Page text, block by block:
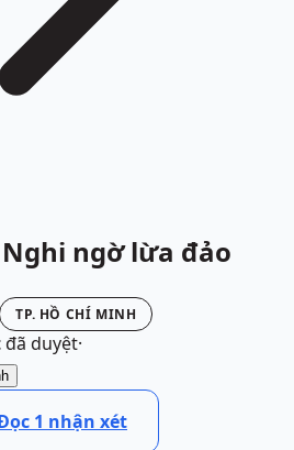
Nghi ngờ lừa đảo
TP. HỒ CHÍ MINH
đã duyệt·
1 nhận xét